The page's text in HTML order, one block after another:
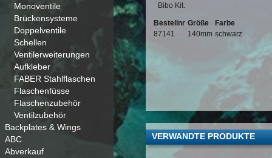
Monoventile
Brückensysteme
Doppelventile
Schellen
Ventilerweiterungen
Aufkleber
FABER Stahlflaschen
Flaschenfüsse
Flaschenzubehör
Ventilzubehör
Backplates & Wings
ABC
Abverkauf
Bibo Kit.
Bestellnr Größe
Farbe
87141
140mm schwarz
VERWANDTE PRODUKTE